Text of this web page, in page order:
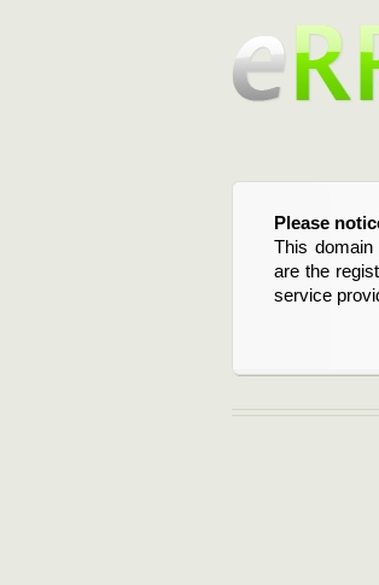
Please
This domain
are the
service
Bitte
Diese
Domain
verlängern